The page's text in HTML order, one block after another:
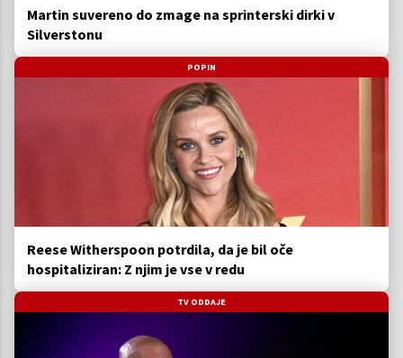
Martin suvereno do zmage na sprinterski dirki v
Silverstonu
POPIN
Reese Witherspoon potrdila, da je bil oče
hospitaliziran: Z njim je vse v redu
TV ODDAJE